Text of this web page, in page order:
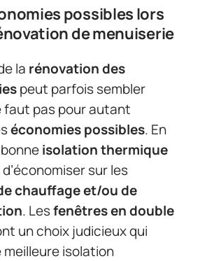
possibles lors
de menuiserie
la rénovation des
peut parfois sembler
faut pas pour autant
économies possibles. En
isolation thermique
sur les
chauffage et/ou de
. Lesfenêtres en double
un choix judicieux qui
isolation